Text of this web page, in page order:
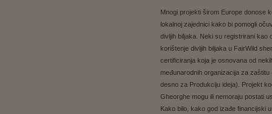
Mnogi projekti širom Europe donose
lokalnoj zajednici kako bi pomogli
divljih biljaka. Neki su registrirani kao
korištenje divljih biljaka u FairWild
certificiranja koja je osnovana od
međunarodnih organizacija za zaštitu
desno za Produkciju ideja). Projekt
Gheorghe mogu ili nemoraju postati
Kako bilo, kako god izađe financijski